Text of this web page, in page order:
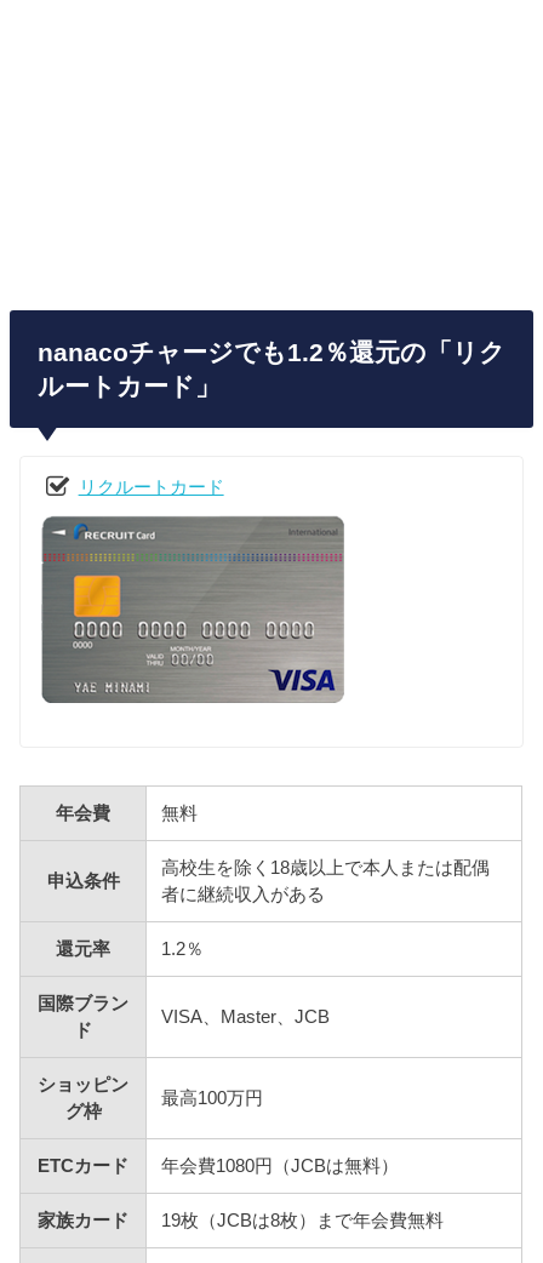
nanacoチャージでも1.2％還元の「リク
ルートカード」
リクルートカード
年会費 無料
申込条件
高校生を除く18歳以上で本人または配偶
者に継続収入がある
還元率 1.2％
国際ブラン
ド
VISA、Master、JCB
ショッピン
グ枠
最高100万円
ETCカード 年会費1080円（JCBは無料）
家族カード 19枚（JCBは8枚）まで年会費無料